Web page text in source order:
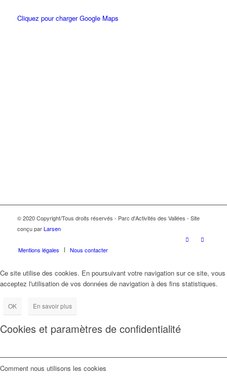
Cliquez pour charger Google Maps
© 2020 Copyright/Tous droits réservés - Parc d'Activités des Vallées - Site
conçu parLarsen
Mentions légales Nous contacter
Ce site utilise des cookies. En poursuivant votre navigation sur ce site, vous
acceptez l'utilisation de vos données de navigation à des fins statistiques.
OK En savoir plus
Cookies et paramètres de confidentialité
Comment nous utilisons les cookies